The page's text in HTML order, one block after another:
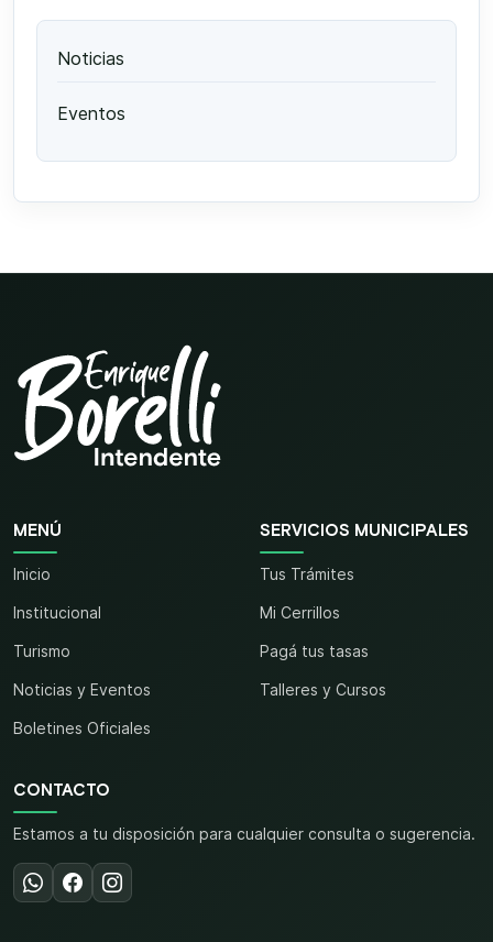
Noticias
Eventos
MENÚ
Inicio
Institucional
Turismo
Noticias y Eventos
Boletines Oficiales
SERVICIOS MUNICIPALES
Tus Trámites
Mi Cerrillos
Pagá tus tasas
Talleres y Cursos
CONTACTO
Estamos a tu disposición para cualquier consulta o sugerencia.